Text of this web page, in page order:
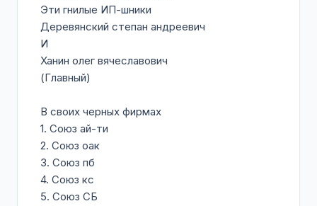
Эти гнилые ИП-шники
Деревянский степан андреевич
И
Ханин олег вячеславович
(Главный)
В своих черных фирмах
1. Союз ай-ти
2. Союз оак
3. Союз пб
4. Союз кс
5. Союз СБ